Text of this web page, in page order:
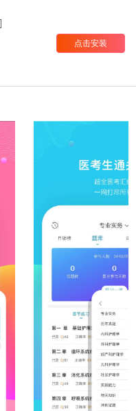
点击安装